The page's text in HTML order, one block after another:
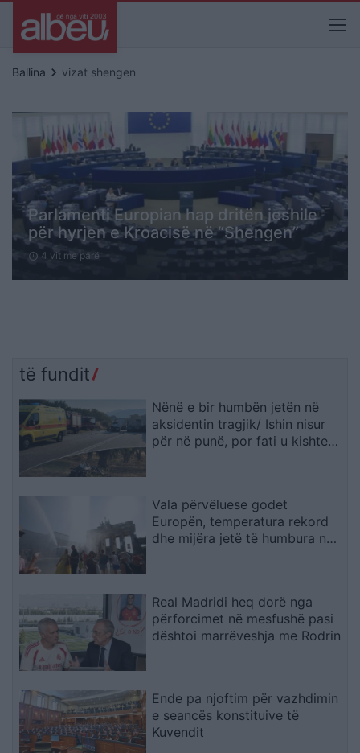
Ballina keyboard_arrow_right vizat shengen
Parlamenti Europian hap dritën jeshile
për hyrjen e Kroacisë në “Shengen”
schedule 4 vit me parë
të fundit
Nënë e bir humbën jetën në
aksidentin tragjik/ Ishin nisur
për në punë, por fati u kishte
Vala përvëluese godet
Europën, temperatura rekord
dhe mijëra jetë të humbura nga
Real Madridi heq dorë nga
përforcimet në mesfushë pasi
dështoi marrëveshja me Rodrin
Ende pa njoftim për vazhdimin
e seancës konstituive të
Kuvendit